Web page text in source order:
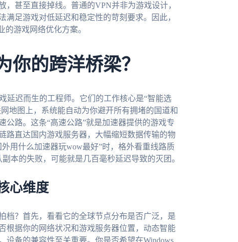
甚至直接掉线。普通的VPN并非为游戏设计，
足游戏对低延迟和稳定性的苛刻要求。因此，
游戏网络优化方案。
你的跨洋桥梁？
延迟而生的工程师。它们的工作核心是“智能选
地图上，系统能自动为你避开所有拥堵的国道和
公路。这条“高速公路”就是加速器提供的游戏专
路直达国内游戏服务器，大幅缩短数据传输的物
用什么加速器玩wow最好”时，格外看重线路质
本的失败，可能就是几百毫秒延迟导致的灭团。
心维度
档？首先，看看它的全球节点分布是否广泛，是
根据你的网络状况和游戏服务器位置，动态智能
备的兼容性至关重要。你是否希望在Windows